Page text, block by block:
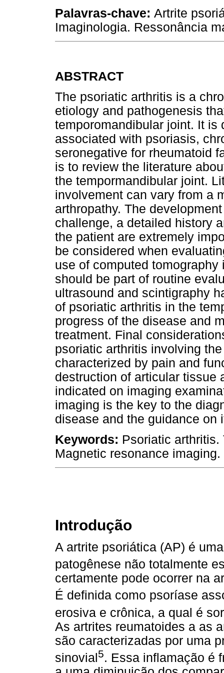
Palavras-chave: Artrite
Imaginologia. Ressonância
ABSTRACT
The psoriatic arthritis is a
etiology and pathogenesis
temporomandibular joint. It is
associated with psoriasis,
seronegative for rheumatoid
is to review the literature
the tempormandibular joint.
involvement can vary from a
arthropathy. The
challenge, a detailed history
the patient are extremely
be considered when
use of computed
should be part of routine
ultrasound and scintigraphy
of psoriatic arthritis in the
progress of the disease and
treatment. Final
psoriatic arthritis involving
characterized by pain and
destruction of articular tissue
indicated on imaging
imaging is the key to the
disease and the guidance on
Keywords: Psoriatic arthritis.
Magnetic resonance imaging.
Introdução
A artrite psoriática (AP) é
patogênese não totalmente
certamente pode ocorrer na
É definida como psoríase
erosiva e crônica, a qual é
As artrites reumatoides a as
são caracterizadas por uma
sinovial5. Essa inflamação é